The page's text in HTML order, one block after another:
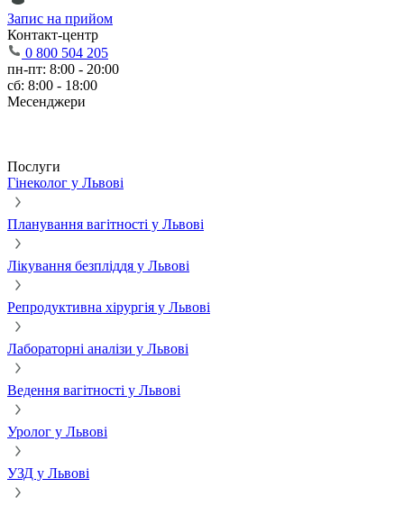
Запис на прийом
Контакт-центр
0 800 504 205
пн-пт: 8:00 - 20:00
сб: 8:00 - 18:00
Месенджери
Послуги
Гінеколог у Львові
Планування вагітності у Львові
Лікування безпліддя у Львові
Репродуктивна хірургія у Львові
Лабораторні аналізи у Львові
Ведення вагітності у Львові
Уролог у Львові
УЗД у Львові